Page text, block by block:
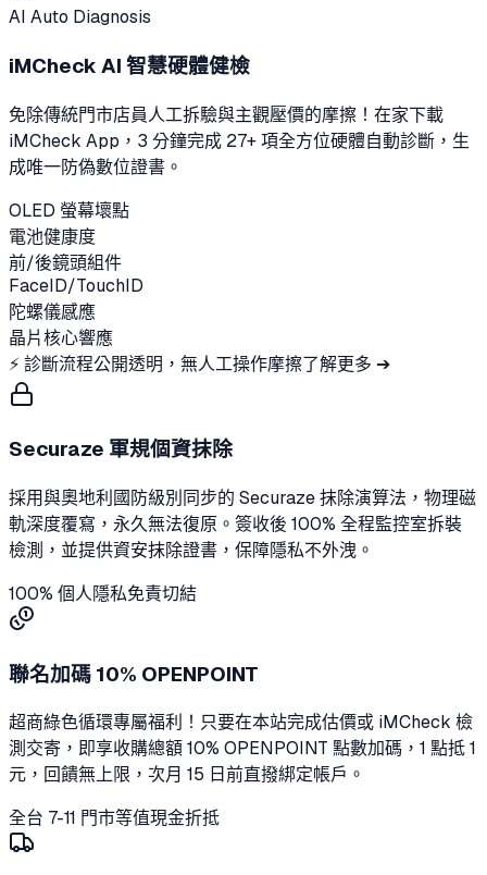
AI Auto Diagnosis
iMCheck AI 智慧硬體健檢
免除傳統門市店員人工拆驗與主觀壓價的摩擦！在家下載
iMCheck App，3 分鐘完成 27+ 項全方位硬體自動診斷，生
成唯一防偽數位證書。
OLED 螢幕壞點
電池健康度
前/後鏡頭組件
FaceID/TouchID
陀螺儀感應
晶片核心響應
⚡ 診斷流程公開透明，無人工操作摩擦了解更多 ➔
Securaze 軍規個資抹除
採用與奧地利國防級別同步的 Securaze 抹除演算法，物理磁
軌深度覆寫，永久無法復原。簽收後 100% 全程監控室拆裝
檢測，並提供資安抹除證書，保障隱私不外洩。
100% 個人隱私免責切結
聯名加碼 10% OPENPOINT
超商綠色循環專屬福利！只要在本站完成估價或 iMCheck 檢
測交寄，即享收購總額 10% OPENPOINT 點數加碼，1 點抵 1
元，回饋無上限，次月 15 日前直撥綁定帳戶。
全台 7-11 門市等值現金折抵